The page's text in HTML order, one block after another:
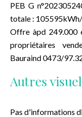
PEB G
totale :
Offre àpd 249.000
propriétaires
Bauraind 0473/
Autres
Pas d'informations